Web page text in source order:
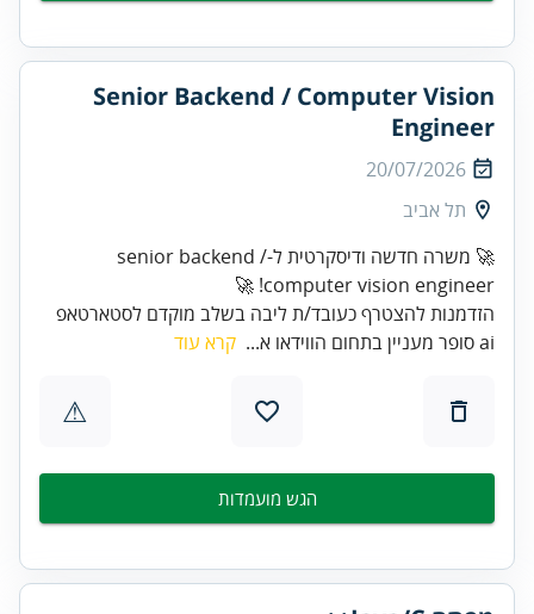
Senior Backend / Computer Vision
Engineer
20/07/2026
תל אביב
🚀 משרה חדשה ודיסקרטית ל-senior backend /
computer vision engineer! 🚀
הזדמנות להצטרף כעובד/ת ליבה בשלב מוקדם לסטארטאפ
ai סופר מעניין בתחום הווידאו א...
קרא עוד
⚠
הגש מועמדות